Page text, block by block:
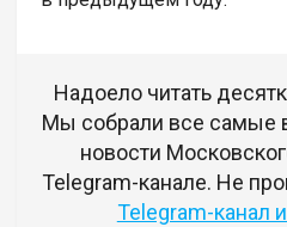
Надоело читать
Мы собрали все самые
новости
Telegram-канале. Не
Telegram-канал